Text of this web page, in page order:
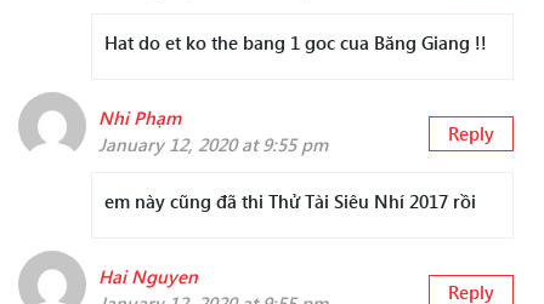
Hat do et ko the bang 1 goc cua Băng Giang !!
Nhi Phạm
January 12, 2020 at 9:55 pm
Reply
em này cũng đã thi Thử Tài Siêu Nhí 2017 rồi
Hai Nguyen
Reply